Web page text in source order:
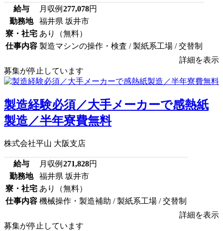
給与 月収例 277,078円
勤務地
福井県 坂井市
寮・社宅 あり（無料）
仕事内容 製造マシンの操作・検査 / 製紙系工場 / 交替制
詳細を表示
募集が停止しています
製造経験必須／大手メーカーで感熱紙
製造／半年寮費無料
株式会社平山 大阪支店
給与 月収例 271,828円
勤務地
福井県 坂井市
寮・社宅 あり（無料）
仕事内容 機械操作・製造補助 / 製紙系工場 / 交替制
詳細を表示
募集が停止しています